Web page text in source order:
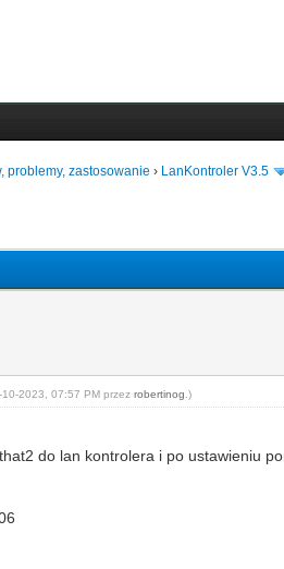
problemy, zastosowanie › LanKontroler V3.5
10-2023, 07:57 PM przez robertinog .)
do lan kontrolera i po ustawieniu